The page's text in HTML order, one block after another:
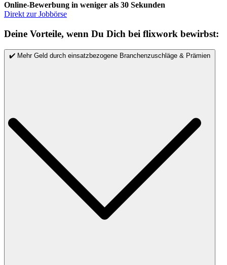
Online-Bewerbung in weniger als 30 Sekunden
Direkt zur Jobbörse
Deine Vorteile, wenn Du Dich bei flixwork bewirbst:
✔️ Mehr Geld durch einsatzbezogene Branchenzuschläge & Prämien